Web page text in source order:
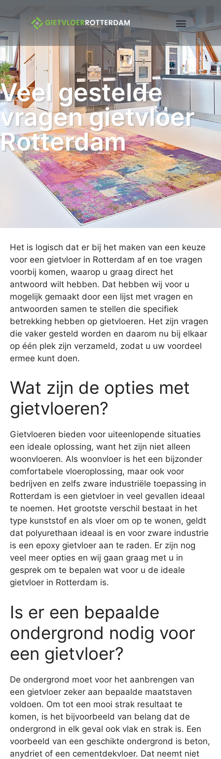
Veel gestelde
vragen gietvloer
Rotterdam
Het is logisch dat er bij het maken van een keuze
voor een gietvloer in Rotterdam af en toe vragen
voorbij komen, waarop u graag direct het
antwoord wilt hebben. Dat hebben wij voor u
mogelijk gemaakt door een lijst met vragen en
antwoorden samen te stellen die specifiek
betrekking hebben op gietvloeren. Het zijn vragen
die vaker gesteld worden en daarom nu bij elkaar
op één plek zijn verzameld, zodat u uw voordeel
ermee kunt doen.
Wat zijn de opties met
gietvloeren?
Gietvloeren bieden voor uiteenlopende situaties
een ideale oplossing, want het zijn niet alleen
woonvloeren. Als woonvloer is het een bijzonder
comfortabele vloeroplossing, maar ook voor
bedrijven en zelfs zware industriële toepassing in
Rotterdam is een gietvloer in veel gevallen ideaal
te noemen. Het grootste verschil bestaat in het
type kunststof en als vloer om op te wonen, geldt
dat polyurethaan ideaal is en voor zware industrie
is een epoxy gietvloer aan te raden. Er zijn nog
veel meer opties en wij gaan graag met u in
gesprek om te bepalen wat voor u de ideale
gietvloer in Rotterdam is.
Is er een bepaalde
ondergrond nodig voor
een gietvloer?
De ondergrond moet voor het aanbrengen van
een gietvloer zeker aan bepaalde maatstaven
voldoen. Om tot een mooi strak resultaat te
komen, is het bijvoorbeeld van belang dat de
ondergrond in elk geval ook vlak en strak is. Een
voorbeeld van een geschikte ondergrond is beton,
anydriet of een cementdekvloer. Dat neemt niet